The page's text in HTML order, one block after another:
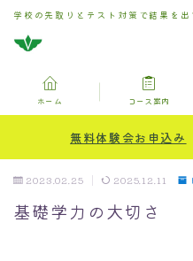
学校の先取りとテスト対策で結果を出
お問い合わせ
コース案内
ホーム コース案内
無料体験会お申込み
2023.02.25 2025.12.11
基礎学力の大切さ